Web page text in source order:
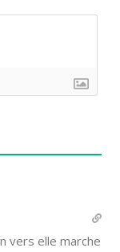
vers elle marche